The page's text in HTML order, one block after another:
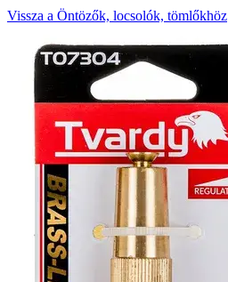
Vissza a Öntözők, locsolók, tömlőkhöz